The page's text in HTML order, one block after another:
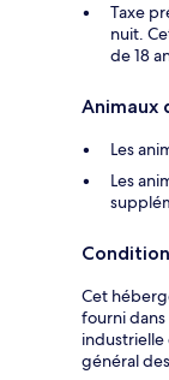
Taxe
nuit.
de 18
Animaux
Les
Les
Cet
fourni dans
industrielle
général